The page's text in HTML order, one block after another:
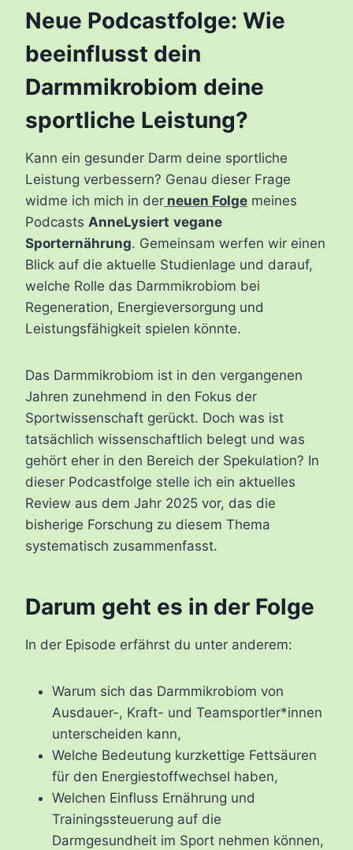
Neue Podcastfolge: Wie
beeinflusst dein
Darmmikrobiom deine
sportliche Leistung?
Kann ein gesunder Darm deine sportliche
Leistung verbessern? Genau dieser Frage
widme ich mich in der neuen Folge meines
Podcasts AnneLysiert vegane
Sporternährung. Gemeinsam werfen wir einen
Blick auf die aktuelle Studienlage und darauf,
welche Rolle das Darmmikrobiom bei
Regeneration, Energieversorgung und
Leistungsfähigkeit spielen könnte.
Das Darmmikrobiom ist in den vergangenen
Jahren zunehmend in den Fokus der
Sportwissenschaft gerückt. Doch was ist
tatsächlich wissenschaftlich belegt und was
gehört eher in den Bereich der Spekulation? In
dieser Podcastfolge stelle ich ein aktuelles
Review aus dem Jahr 2025 vor, das die
bisherige Forschung zu diesem Thema
systematisch zusammenfasst.
Darum geht es in der Folge
In der Episode erfährst du unter anderem:
Warum sich das Darmmikrobiom von
Ausdauer-, Kraft- und Teamsportler*innen
unterscheiden kann,
Welche Bedeutung kurzkettige Fettsäuren
für den Energiestoffwechsel haben,
Welchen Einfluss Ernährung und
Trainingssteuerung auf die
Darmgesundheit im Sport nehmen können,